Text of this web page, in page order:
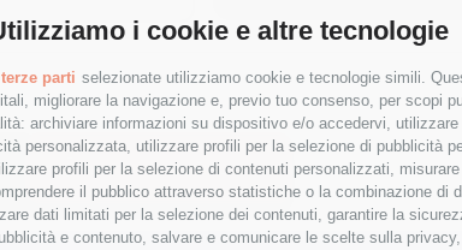
i cookie e altre tecnologie
parti selezionate utilizziamo cookie e tecnologie simili.
migliorare la navigazione e, previo tuo consenso, per scopi
archiviare informazioni su dispositivo e/o accedervi,
personalizzata, utilizzare profili per la selezione di pubblicità
profili per la selezione di contenuti personalizzati,
il pubblico attraverso statistiche o la combinazione di
dati limitati per la selezione dei contenuti, garantire la
e contenuto, salvare e comunicare le scelte sulla
😢Annunci senza RAL ✓